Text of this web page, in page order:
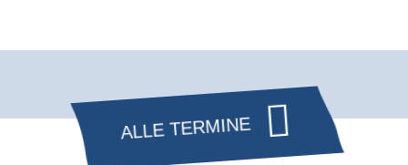
ALLE TERMINE